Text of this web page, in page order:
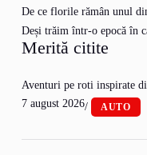
De ce florile rămân unul
Deși trăim într-o epocă în
Merită citite
Aventuri pe roti inspirate
7 august 2026/ AUTO